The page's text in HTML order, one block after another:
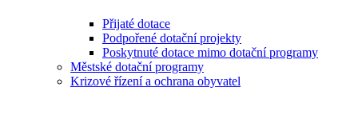
Přijaté dotace
Podpořené dotační projekty
Poskytnuté dotace mimo dotační programy
Městské dotační programy
Krizové řízení a ochrana obyvatel